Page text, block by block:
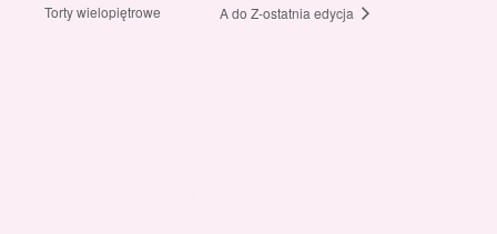
Torty wielopiętrowe
A do Z-ostatnia edycja